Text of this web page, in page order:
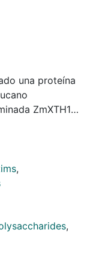
una proteína
ZmXTH1.
célula
un
cDNA de la
en
de datos de
maíz ha
,
,